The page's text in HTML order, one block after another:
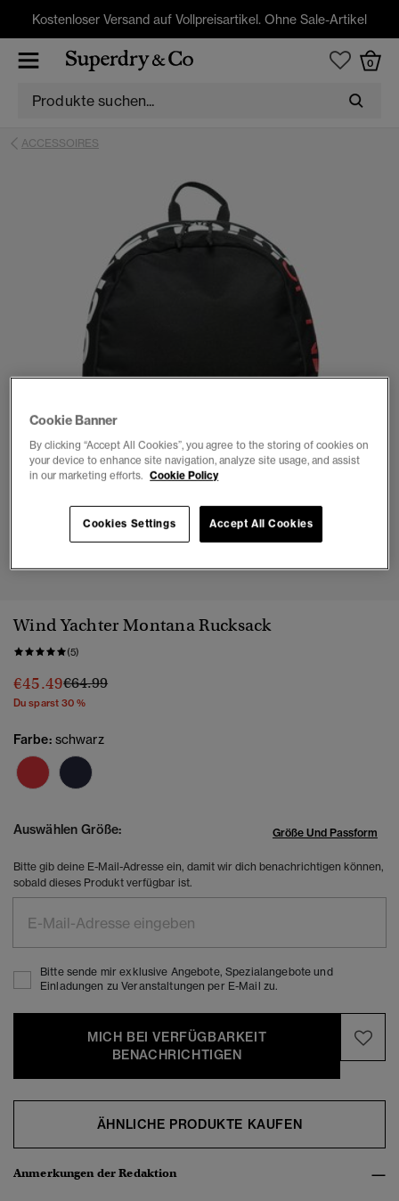
Kostenloser Versand auf Vollpreisartikel. Ohne Sale-Artikel
0
ACCESSOIRES
Wind Yachter Montana Rucksack
(5)
€45.49Preis wurde reduziert von
€64.99bis
Du sparst 30 %
Farbe: schwarz
Auswählen Größe: Größe Und Passform
Bitte gib deine E-Mail-Adresse ein, damit wir dich benachrichtigen können,
sobald dieses Produkt verfügbar ist.
Bitte sende mir exklusive Angebote, Spezialangebote und
Einladungen zu Veranstaltungen per E-Mail zu.
MICH BEI VERFÜGBARKEIT
BENACHRICHTIGEN
ÄHNLICHE PRODUKTE KAUFEN
Anmerkungen der Redaktion
Cookie Banner
By clicking “Accept All Cookies”, you agree to the storing of cookies on
your device to enhance site navigation, analyze site usage, and assist
in our marketing efforts. Cookie Policy
Accept All Cookies
Cookies Settings